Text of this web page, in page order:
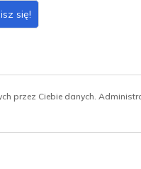
się!
przez Ciebie danych.